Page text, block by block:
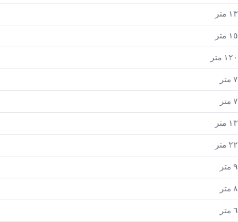
١٣ متر
١٥ متر
١٢٠ متر
٧ متر
٧ متر
١٣ متر
٢٢ متر
٩ متر
٨ متر
٦ متر